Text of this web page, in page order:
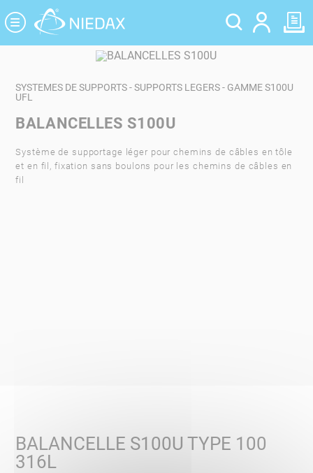
SYSTEMES DE SUPPORTS - SUPPORTS LEGERS - GAMME S100U
UFL
BALANCELLES S100U
Système de supportage léger pour chemins de câbles en tôle
et en fil, fixation sans boulons pour les chemins de câbles en
fil
BALANCELLE S100U TYPE 100
316L
Panneau de gestion des cookies